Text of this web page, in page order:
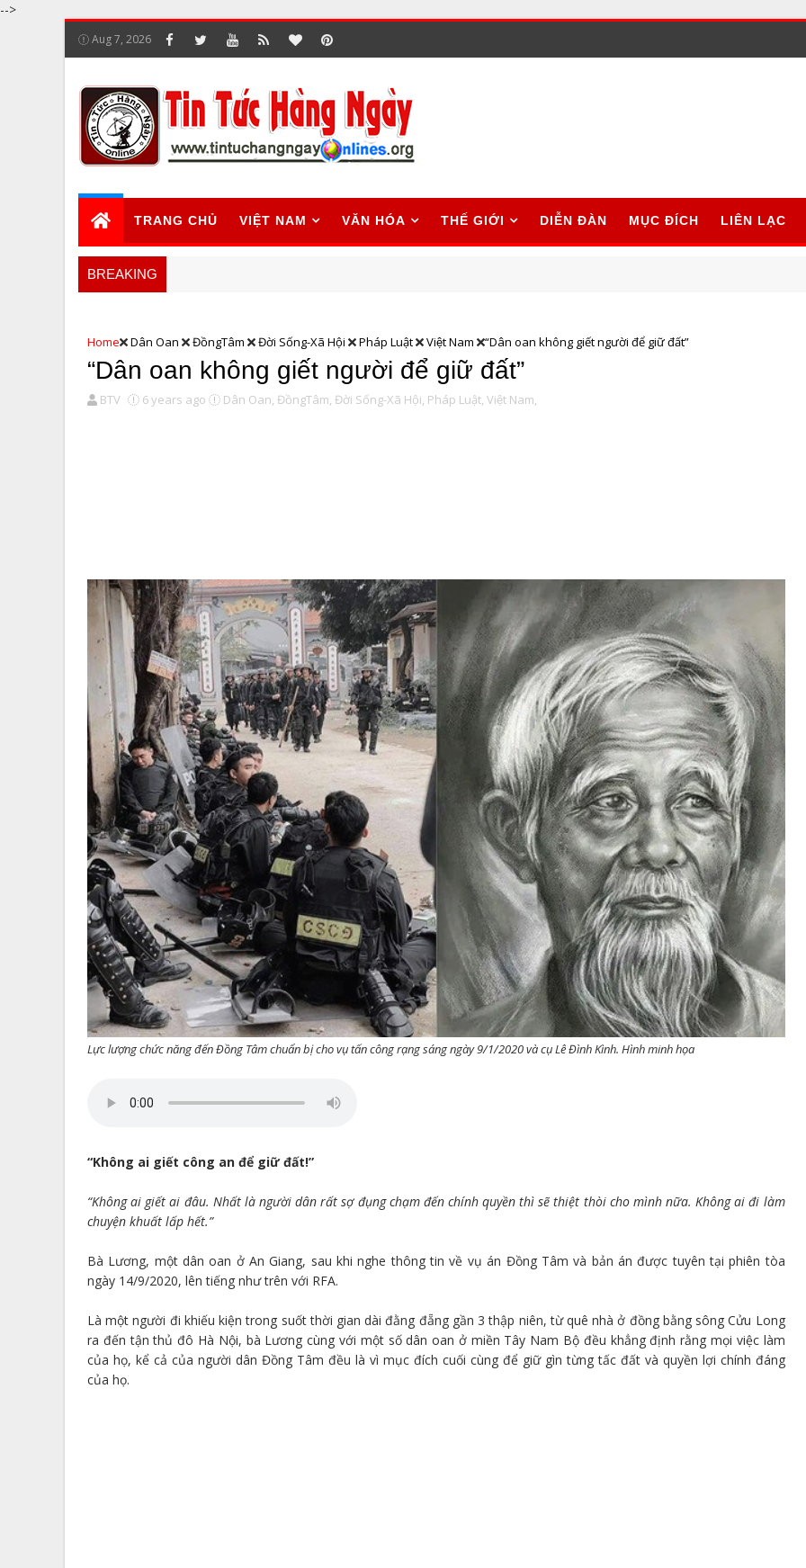
-->
Aug 7, 2026
TRANG CHỦ VIỆT NAM VĂN HÓA THẾ GIỚI DIỄN ĐÀN MỤC ĐÍCH LIÊN LẠC
BREAKING
Home Dân Oan ĐồngTâm Đời Sống-Xã Hội Pháp Luật Việt Nam “Dân oan không giết người để giữ đất”
“Dân oan không giết người để giữ đất”
BTV 6 years ago Dân Oan, ĐồngTâm, Đời Sống-Xã Hội, Pháp Luật, Việt Nam,
Lực lượng chức năng đến Đồng Tâm chuẩn bị cho vụ tấn công rạng sáng ngày 9/1/2020 và cụ Lê Đình Kình. Hình minh họa
“Không ai giết công an để giữ đất!”
“Không ai giết ai đâu. Nhất là người dân rất sợ đụng chạm đến chính quyền thì sẽ thiệt thòi cho mình nữa. Không ai đi làm
chuyện khuất lấp hết.”
Bà Lương, một dân oan ở An Giang, sau khi nghe thông tin về vụ án Đồng Tâm và bản án được tuyên tại phiên tòa
ngày 14/9/2020, lên tiếng như trên với RFA.
Là một người đi khiếu kiện trong suốt thời gian dài đằng đẵng gần 3 thập niên, từ quê nhà ở đồng bằng sông Cửu Long
ra đến tận thủ đô Hà Nội, bà Lương cùng với một số dân oan ở miền Tây Nam Bộ đều khẳng định rằng mọi việc làm
của họ, kể cả của người dân Đồng Tâm đều là vì mục đích cuối cùng để giữ gìn từng tấc đất và quyền lợi chính đáng
của họ.